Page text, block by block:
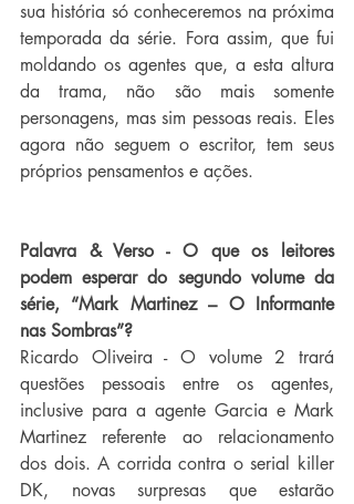
sua história só conheceremos na próxima
temporada da série. Fora assim, que fui
moldando os agentes que, a esta altura
da trama, não são mais somente
personagens, mas sim pessoas reais. Eles
agora não seguem o escritor, tem seus
próprios pensamentos e ações.
Palavra & Verso - O que os leitores
podem esperar do segundo volume da
série, “Mark Martinez – O Informante
nas Sombras”?
Ricardo Oliveira - O volume 2 trará
questões pessoais entre os agentes,
inclusive para a agente Garcia e Mark
Martinez referente ao relacionamento
dos dois. A corrida contra o serial killer
DK, novas surpresas que estarão